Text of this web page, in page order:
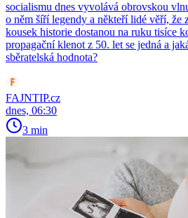
socialismu dnes vyvolává obrovskou
o něm šíří legendy a někteří lidé věří, že
kousek historie dostanou na ruku tisíce
propagační klenot z 50. let se jedná a
sběratelská hodnota?
FAJNTIP.cz
dnes, 06:30
3 min